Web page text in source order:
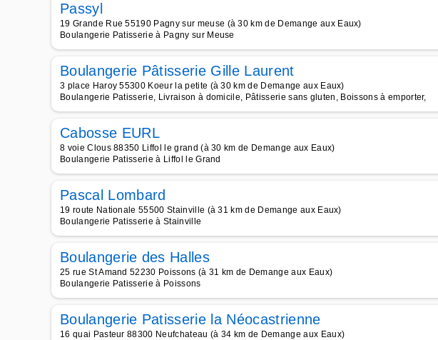
Passyl
19 Grande Rue 55190 Pagny sur meuse (à 30 km de Demange aux Eaux)
Boulangerie Patisserie à Pagny sur Meuse
Boulangerie Pâtisserie Gille Laurent
3 place Haroy 55300 Koeur la petite (à 30 km de Demange aux Eaux)
Boulangerie Patisserie, Livraison à domicile, Pâtisserie sans gluten, Boissons à emporter,
Cabosse EURL
8 voie Clous 88350 Liffol le grand (à 30 km de Demange aux Eaux)
Boulangerie Patisserie à Liffol le Grand
Pascal Lombard
19 route Nationale 55500 Stainville (à 31 km de Demange aux Eaux)
Boulangerie Patisserie à Stainville
Boulangerie des Halles
25 rue St Amand 52230 Poissons (à 31 km de Demange aux Eaux)
Boulangerie Patisserie à Poissons
Boulangerie Patisserie la Néocastrienne
16 quai Pasteur 88300 Neufchateau (à 34 km de Demange aux Eaux)